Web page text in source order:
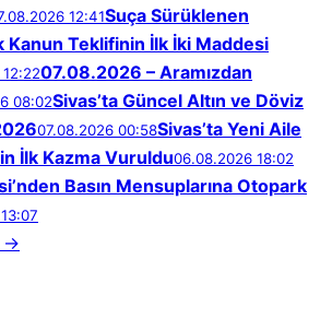
12:41Suça Sürüklenen
Kanun Teklifinin İlk İki Maddesi
07.08.2026 – Aramızdan
08:02Sivas’ta Güncel Altın ve Döviz
07.08.2026 00:58Sivas’ta Yeni Aile
İlk Kazma Vuruldu06.08.2026 18:02
Basın Mensuplarına Otopark
→